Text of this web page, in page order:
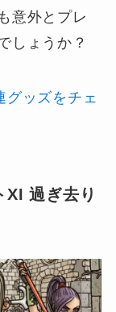
意外とプレ
しょうか？
グッズをチェ
過ぎ去り